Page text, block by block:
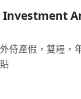
Investment
侍產假，雙糧，